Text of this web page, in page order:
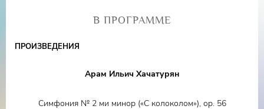
пронзительные лирические откровения. А в финале —
. За пультом — главный дирижёр оркестра
В ПРОГРАММЕ
ПРОИЗВЕДЕНИЯ
Арам Ильич Хачатурян
Симфония № 2 ми минор («С колоколом»), op. 56